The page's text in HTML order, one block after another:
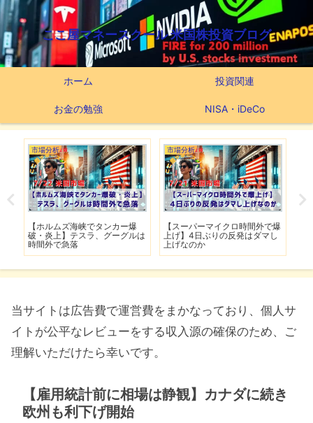
ここ屋マネースクール 米国株投資ブログ
ホーム 投資関連
お金の勉強 NISA・iDeCo
市場分析
【ホルムズ海峡でタンカー爆
破・炎上】テスラ、グーグルは
時間外で急落
市場分析
【スーパーマイクロ時間外で爆
上げ】4日ぶりの反発はダマし
上げなのか
当サイトは広告費で運営費をまかなっており、個人サ
イトが公平なレビューをする収入源の確保のため、ご
理解いただけたら幸いです。
【雇用統計前に相場は静観】カナダに続き
欧州も利下げ開始